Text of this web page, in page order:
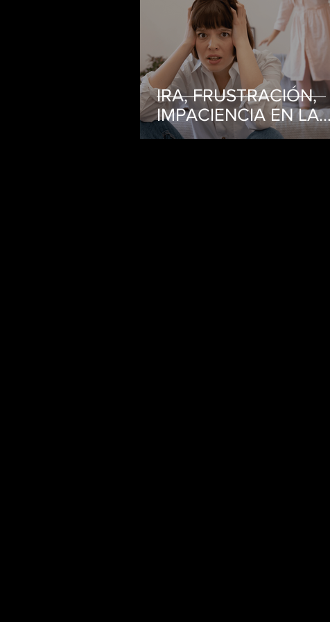
IRA, FRUSTRACIÓN,
IMPACIENCIA EN LA
CRIANZA